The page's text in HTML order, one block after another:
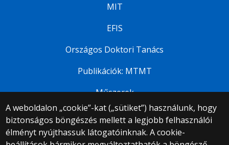
A weboldalon „cookie”-kat („sütiket”) használunk, hogy
biztonságos böngészés mellett a legjobb felhasználói
élményt nyújthassuk látogatóinknak. A cookie-
MIT
EFIS
Országos Doktori Tanács
Publikációk: MTMT
Műszerek
© 2025 Eötvös Loránd Tudományegyetem
Minden jog fenntartva.